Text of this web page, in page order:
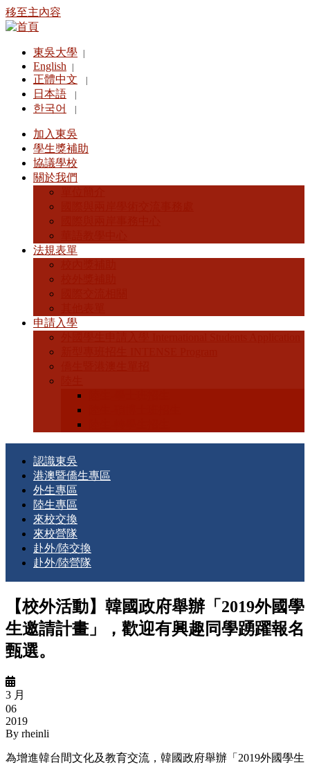
移至主內容
東吳大學
English
正體中文
日本語
한국어
加入東吳
學生獎補助
協議學校
關於我們
法規表單
申請入學
認識東吳
港澳暨僑生專區
外生專區
陸生專區
來校交換
來校營隊
赴外/陸交換
赴外/陸營隊
【校外活動】韓國政府舉辦「2019外國學
生邀請計畫」，歡迎有興趣同學踴躍報名
甄選。
3 月
06
2019
By rheinli
為增進韓台間文化及教育交流，韓國政府舉辦「2019外國學生